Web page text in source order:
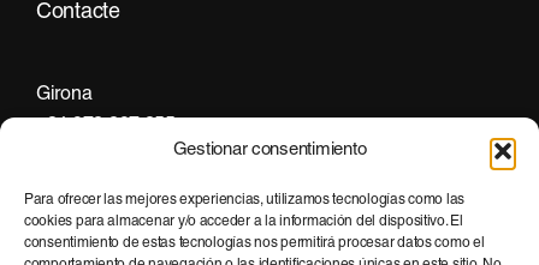
Gestionar consentimiento
Para ofrecer las mejores experiencias, utilizamos tecnologías como las
cookies para almacenar y/o acceder a la información del dispositivo. El
consentimiento de estas tecnologías nos permitirá procesar datos como el
Contacte
Girona
Barcelona
+34 935 951 500